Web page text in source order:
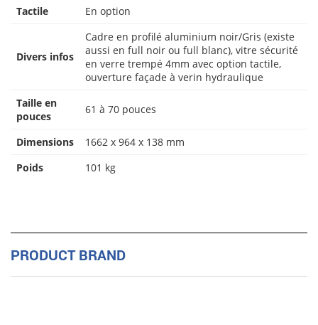
Tactile
En option
Divers infos
Cadre en profilé aluminium noir/Gris (existe
aussi en full noir ou full blanc), vitre sécurité
en verre trempé 4mm avec option tactile,
ouverture façade à verin hydraulique
Taille en
pouces
61 à 70 pouces
Dimensions
1662 x 964 x 138 mm
Poids
101 kg
PRODUCT BRAND